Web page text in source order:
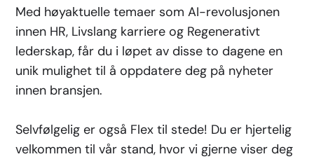
Med høyaktuelle temaer som AI-revolusjonen
innen HR, Livslang karriere og Regenerativt
lederskap, får du i løpet av disse to dagene en
unik mulighet til å oppdatere deg på nyheter
innen bransjen.
Selvfølgelig er også Flex til stede! Du er hjertelig
velkommen til vår stand, hvor vi gjerne viser deg